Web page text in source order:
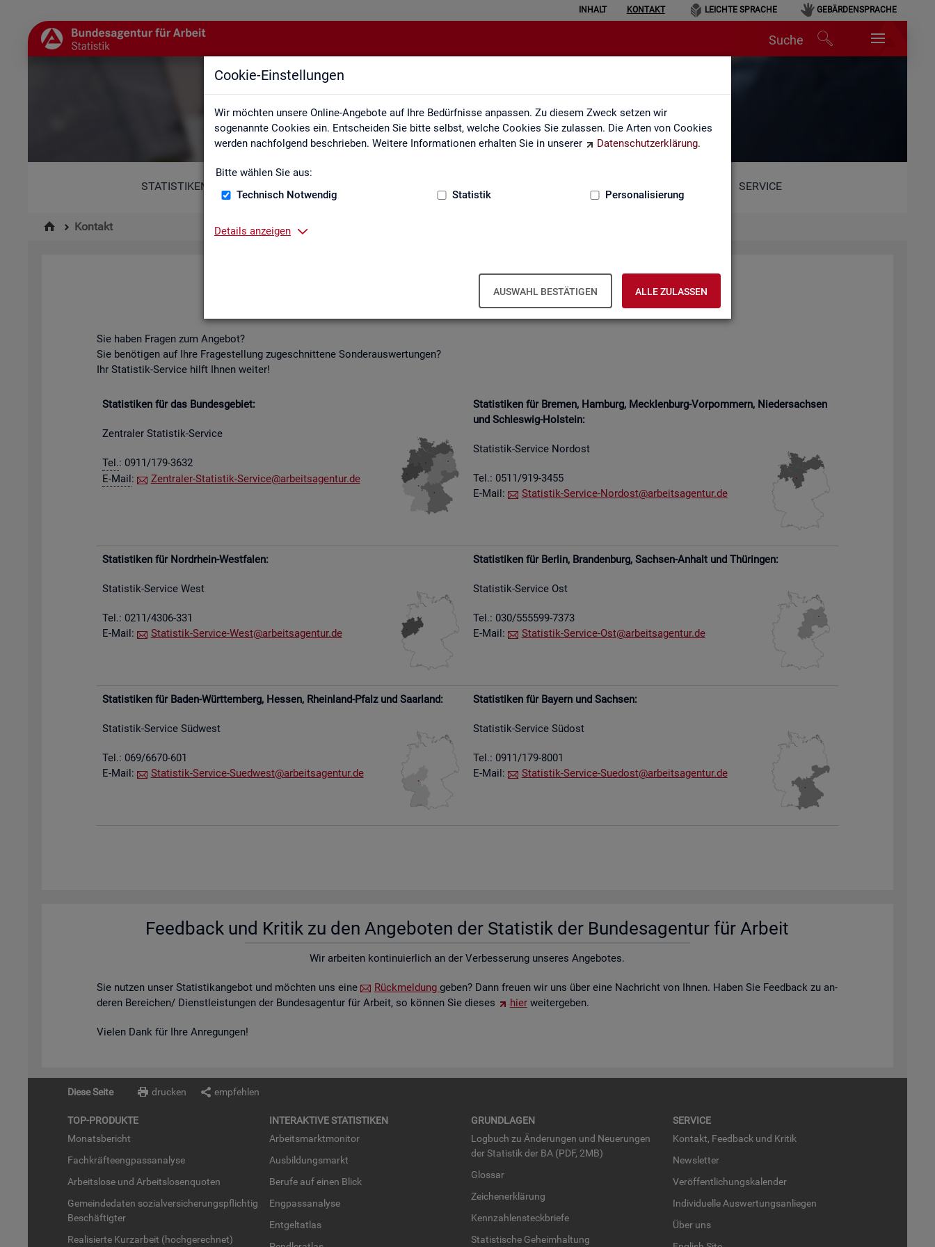
Cookie-Einstellungen
Wir möchten unsere Online-Angebote auf Ihre Bedürfnisse anpassen. Zu diesem Zweck setzen wir
sogenannte Cookies ein. Entscheiden Sie bitte selbst, welche Cookies Sie zulassen. Die Arten von Cookies
werden nachfolgend beschrieben. Weitere Informationen erhalten Sie in unserer
Datenschutzerklärung.
Bitte wählen Sie aus:
Technisch Notwendig
Statistik Personalisierung
Details anzeigen
AUSWAHL BESTÄTIGEN ALLE ZULASSEN
INHALT KONTAKT LEICHTE SPRACHE GEBÄRDENSPRACHE
Suche
Kontakt
STATISTIKEN SERVICE
Kontakt
Kon­takt
Nut­zen Sie die Mög­lich­keit mit uns in Kon­takt zu tre­ten!
Sie haben Fra­gen zum An­ge­bot?
Sie be­nö­ti­gen auf Ihre Fra­ge­stel­lung zu­ge­schnit­te­ne Son­der­aus­wer­tun­gen?
Ihr Sta­tis­tik-Ser­vice hilft Ihnen wei­ter!
Sta­tis­ti­ken für das Bun­des­ge­biet:
Zen­tra­ler Sta­tis­tik-Ser­vice
Tel.: 0911/179-3632
E-Mail: Zen­tra­ler-Sta­tis­tik-Ser­vice@​arb​eits​agen​tur.​de
Sta­tis­ti­ken für Bre­men, Ham­burg, Meck­len­burg-Vor­pom­mern, Nie­der­sach­sen
und Schles­wig-Hol­stein:
Sta­tis­tik-Ser­vice Nord­ost
Tel.: 0511/919-3455
E-Mail:
Sta­tis­tik-Ser­vice-Nord­ost@​arb​eits​agen​tur.​de
Sta­tis­ti­ken für Nord­rhein-West­fa­len:
Sta­tis­tik-Ser­vice West
Tel.: 0211/4306-331
E-Mail:
Sta­tis­tik-Ser­vice-West@​arb​eits​agen​tur.​de
Sta­tis­ti­ken für Ber­lin, Bran­den­burg, Sach­sen-An­halt und Thü­rin­gen:
Sta­tis­tik-Ser­vice Ost
Tel.: 030/555599-7373
E-Mail:
Sta­tis­tik-Ser­vice-Ost@​arb​eits​agen​tur.​de
Sta­tis­ti­ken für Baden-Würt­tem­berg, Hes­sen, Rhein­land-Pfalz und Saar­land:
Sta­tis­tik-Ser­vice Süd­west
Tel.: 069/6670-601
E-Mail:
Sta­tis­tik-Ser­vice-Su­ed­west@​arb​eits​agen​tur.​de
Sta­tis­ti­ken für Bay­ern und Sach­sen:
Sta­tis­tik-Ser­vice Süd­ost
Tel.: 0911/179-8001
E-Mail:
Sta­tis­tik-Ser­vice-Su­e­dost@​arb​eits​agen​tur.​de
Feed­back und Kri­tik zu den An­ge­bo­ten der Sta­tis­tik der Bun­des­agen­tur für Ar­beit
Wir ar­bei­ten kon­ti­nu­ier­lich an der Ver­bes­se­rung un­se­res An­ge­bo­tes.
Sie nut­zen unser Sta­tis­tik­an­ge­bot und möch­ten uns eine Rück­mel­dung geben? Dann freu­en wir uns über eine Nach­richt von Ihnen. Haben Sie Feed­back zu an­
de­ren Be­rei­chen/ Dienst­leis­tun­gen der Bun­des­agen­tur für Ar­beit, so kön­nen Sie die­ses
hierwei­ter­ge­ben.
Vie­len Dank für Ihre An­re­gun­gen!
Diese Seite drucken empfehlen
TOP-PRO­DUK­TE
Mo­nats­be­richt
Fach­kräf­te­eng­pass­ana­ly­se
Ar­beits­lo­se und Ar­beits­lo­sen­quo­ten
Ge­mein­de­da­ten so­zi­al­ver­si­che­rungs­pflich­tig
Be­schäf­tig­ter
Rea­li­sier­te Kurz­ar­beit (hoch­ge­rech­net)
IN­TER­AK­TI­VE STA­TIS­TI­KEN
Ar­beits­markt­mo­ni­tor
Aus­bil­dungs­markt
Be­ru­fe auf einen Blick
Eng­pass­ana­ly­se
Ent­gel­t­at­las
GRUND­LA­GEN
Log­buch zu Än­de­run­gen und Neue­run­gen
der Sta­tis­tik der BA (PDF, 2MB)
Glos­sar
Zei­chen­er­klä­rung
Kenn­zah­len­steck­brie­fe
Sta­tis­ti­sche Ge­heim­hal­tung
SER­VICE
Kon­takt, Feed­back und Kri­tik
News­let­ter
Ver­öf­fent­li­chungs­ka­len­der
In­di­vi­du­el­le Aus­wer­tungs­an­lie­gen
Über uns